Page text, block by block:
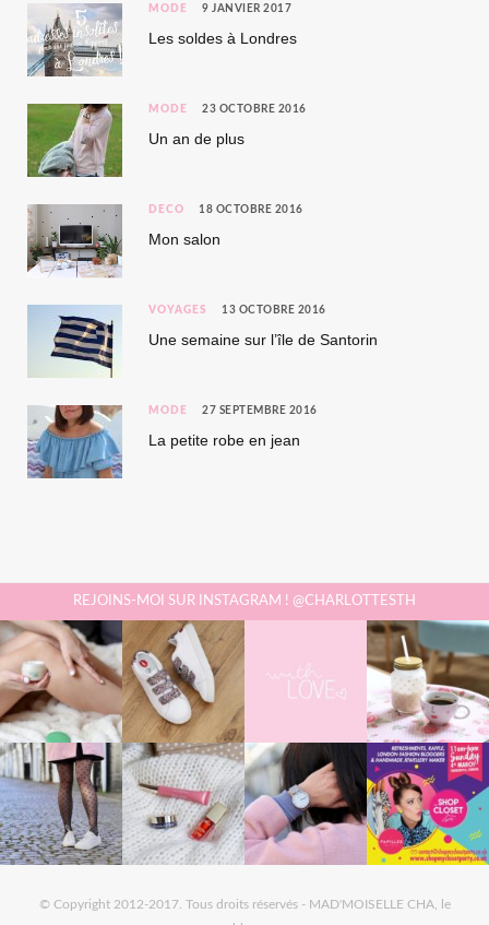
MODE 9 JANVIER 2017
Les soldes à Londres
MODE 23 OCTOBRE 2016
Un an de plus
DÉCO 18 OCTOBRE 2016
Mon salon
VOYAGES 13 OCTOBRE 2016
Une semaine sur l’île de Santorin
MODE 27 SEPTEMBRE 2016
La petite robe en jean
REJOINS-MOI SUR INSTAGRAM ! @CHARLOTTESTH
© Copyright 2012-2017. Tous droits réservés - MAD'MOISELLE CHA, le